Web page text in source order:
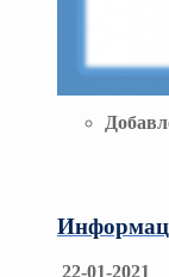
22-01-2021